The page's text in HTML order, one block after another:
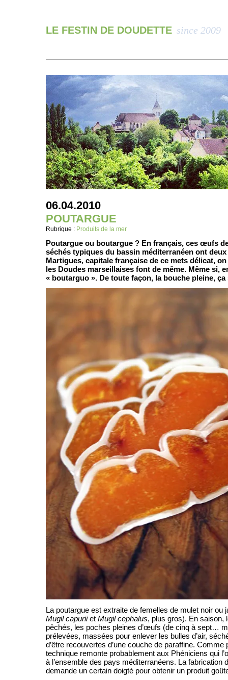
LE FESTIN DE DOUDETTE since 2009
06.04.2010
POUTARGUE
Rubrique : Produits de la mer
Poutargue ou boutargue ? En français, ces œufs
séchés typiques du bassin méditerranéen ont
Martigues, capitale française de ce mets délicat,
les Doudes marseillaises font de même. Même si,
« boutarguo ». De toute façon, la bouche pleine,
La poutargue est extraite de femelles de mulet noir ou
Mugil capuriiet Mugil cephalus, plus gros). En saison,
pêchés, les poches pleines d’œufs (de cinq à sept…
prélevées, massées pour enlever les bulles d’air,
d’être recouvertes d’une couche de paraffine. Comme
technique remonte probablement aux Phéniciens qui
à l’ensemble des pays méditerranéens. La fabrication
demande un certain doigté pour obtenir un produit